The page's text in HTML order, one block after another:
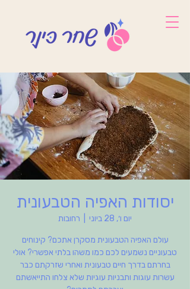
יסודות האפיה הטבעונית
יום ו׳, 28 ביוני רחובות
עולם האפיה הטבעונית מסקרן אתכם? קינוחים
טבעוניים נשמעים לכם כמו משהו בלתי אפשרי? אולי
בחרתם בדרך חיים טבעונית ואחרי שזרקתם כבר
עשרות עוגות ותבניות עוגיות שלא צלחו התייאשתם